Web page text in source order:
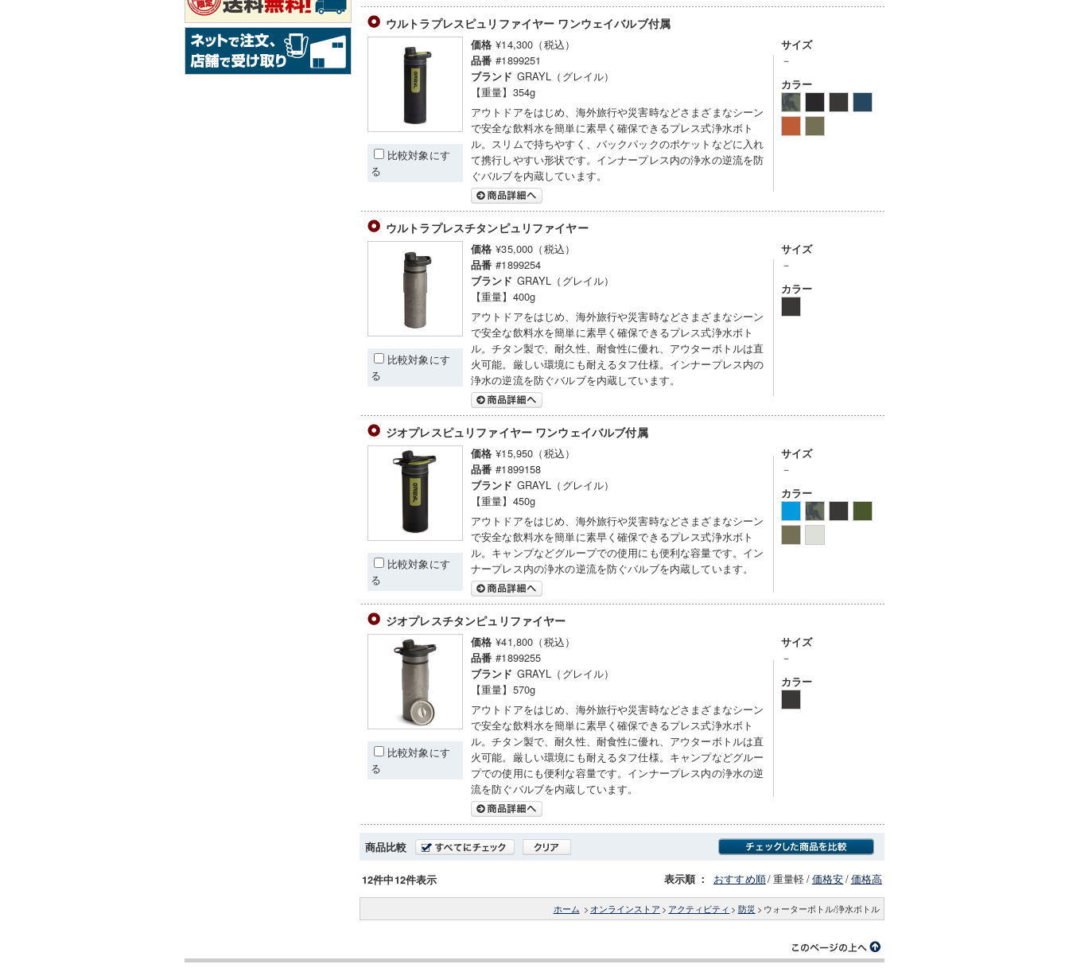
ウルトラプレスピュリファイヤー ワンウェイバルブ付属
比較対象にす
る
価格 ¥14,300（税込）
品番 #1899251
ブランド GRAYL（グレイル）
【重量】354g
アウトドアをはじめ、海外旅行や災害時などさまざまなシーン
で安全な飲料水を簡単に素早く確保できるプレス式浄水ボト
ル。スリムで持ちやすく、バックパックのポケットなどに入れ
て携行しやすい形状です。インナープレス内の浄水の逆流を防
ぐバルブを内蔵しています。
サイズ
－
カラー
ウルトラプレスチタンピュリファイヤー
比較対象にす
る
価格 ¥35,000（税込）
品番 #1899254
ブランド GRAYL（グレイル）
【重量】400g
アウトドアをはじめ、海外旅行や災害時などさまざまなシーン
で安全な飲料水を簡単に素早く確保できるプレス式浄水ボト
ル。チタン製で、耐久性、耐食性に優れ、アウターボトルは直
火可能。厳しい環境にも耐えるタフ仕様。インナープレス内の
浄水の逆流を防ぐバルブを内蔵しています。
サイズ
－
カラー
ジオプレスピュリファイヤー ワンウェイバルブ付属
比較対象にす
る
価格 ¥15,950（税込）
品番 #1899158
ブランド GRAYL（グレイル）
【重量】450g
アウトドアをはじめ、海外旅行や災害時などさまざまなシーン
で安全な飲料水を簡単に素早く確保できるプレス式浄水ボト
ル。キャンプなどグループでの使用にも便利な容量です。イン
ナープレス内の浄水の逆流を防ぐバルブを内蔵しています。
サイズ
－
カラー
ジオプレスチタンピュリファイヤー
比較対象にす
る
価格 ¥41,800（税込）
品番 #1899255
ブランド GRAYL（グレイル）
【重量】570g
アウトドアをはじめ、海外旅行や災害時などさまざまなシーン
で安全な飲料水を簡単に素早く確保できるプレス式浄水ボト
ル。チタン製で、耐久性、耐食性に優れ、アウターボトルは直
火可能。厳しい環境にも耐えるタフ仕様。キャンプなどグルー
プでの使用にも便利な容量です。インナープレス内の浄水の逆
流を防ぐバルブを内蔵しています。
サイズ
－
カラー
商品比較
12件中12件表示 表示順 ： おすすめ順/重量軽/価格安/価格高
ホーム > オンラインストア > アクティビティ > 防災 > ウォーターボトル/浄水ボトル